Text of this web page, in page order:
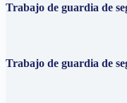
Trabajo de guardia de
Trabajo de guardia de